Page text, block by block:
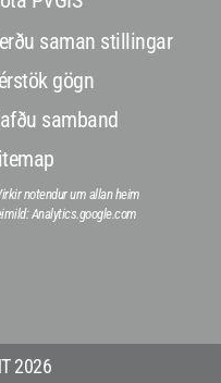
saman stillingar
gögn
samband
notendur um allan heim
Analytics.google.com
2026